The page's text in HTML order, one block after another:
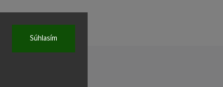
Súhlasím